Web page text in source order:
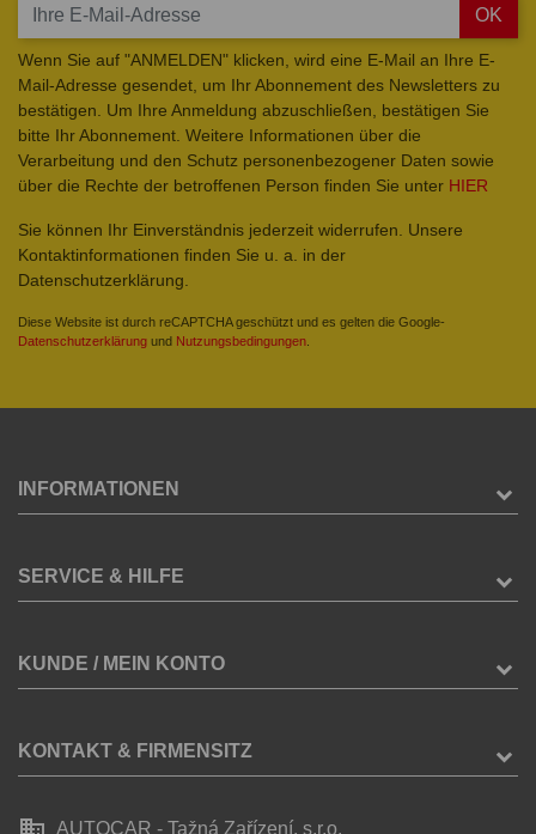
OK
Wenn Sie auf "ANMELDEN" klicken, wird eine E-Mail an Ihre E-
Mail-Adresse gesendet, um Ihr Abonnement des Newsletters zu
bestätigen. Um Ihre Anmeldung abzuschließen, bestätigen Sie
bitte Ihr Abonnement. Weitere Informationen über die
Verarbeitung und den Schutz personenbezogener Daten sowie
über die Rechte der betroffenen Person finden Sie unter HIER
Sie können Ihr Einverständnis jederzeit widerrufen. Unsere
Kontaktinformationen finden Sie u. a. in der
Datenschutzerklärung.
Diese Website ist durch reCAPTCHA geschützt und es gelten die Google-
Datenschutzerklärung und Nutzungsbedingungen
INFORMATIONEN
SERVICE & HILFE
KUNDE / MEIN KONTO
KONTAKT & FIRMENSITZ
AUTOCAR - Tažná Zařízení, s.r.o.